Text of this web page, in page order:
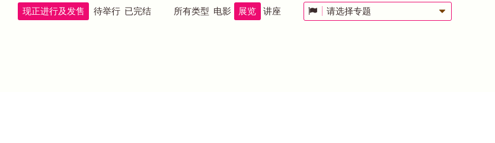
现正进行及发售 待举行 已完结 所有类型 电影 展览 讲座 请选择专题